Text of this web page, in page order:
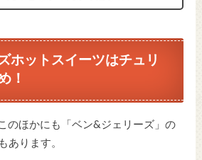
ホットスイーツはチュリ
！
のほかにも「ベン&ジェリーズ」の
あります。